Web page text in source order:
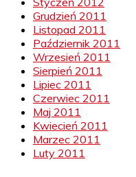
Grudzień 2011
Listopad 2011
Październik 2011
Wrzesień 2011
Sierpień 2011
Lipiec 2011
Czerwiec 2011
Maj 2011
Kwiecień 2011
Marzec 2011
Luty 2011